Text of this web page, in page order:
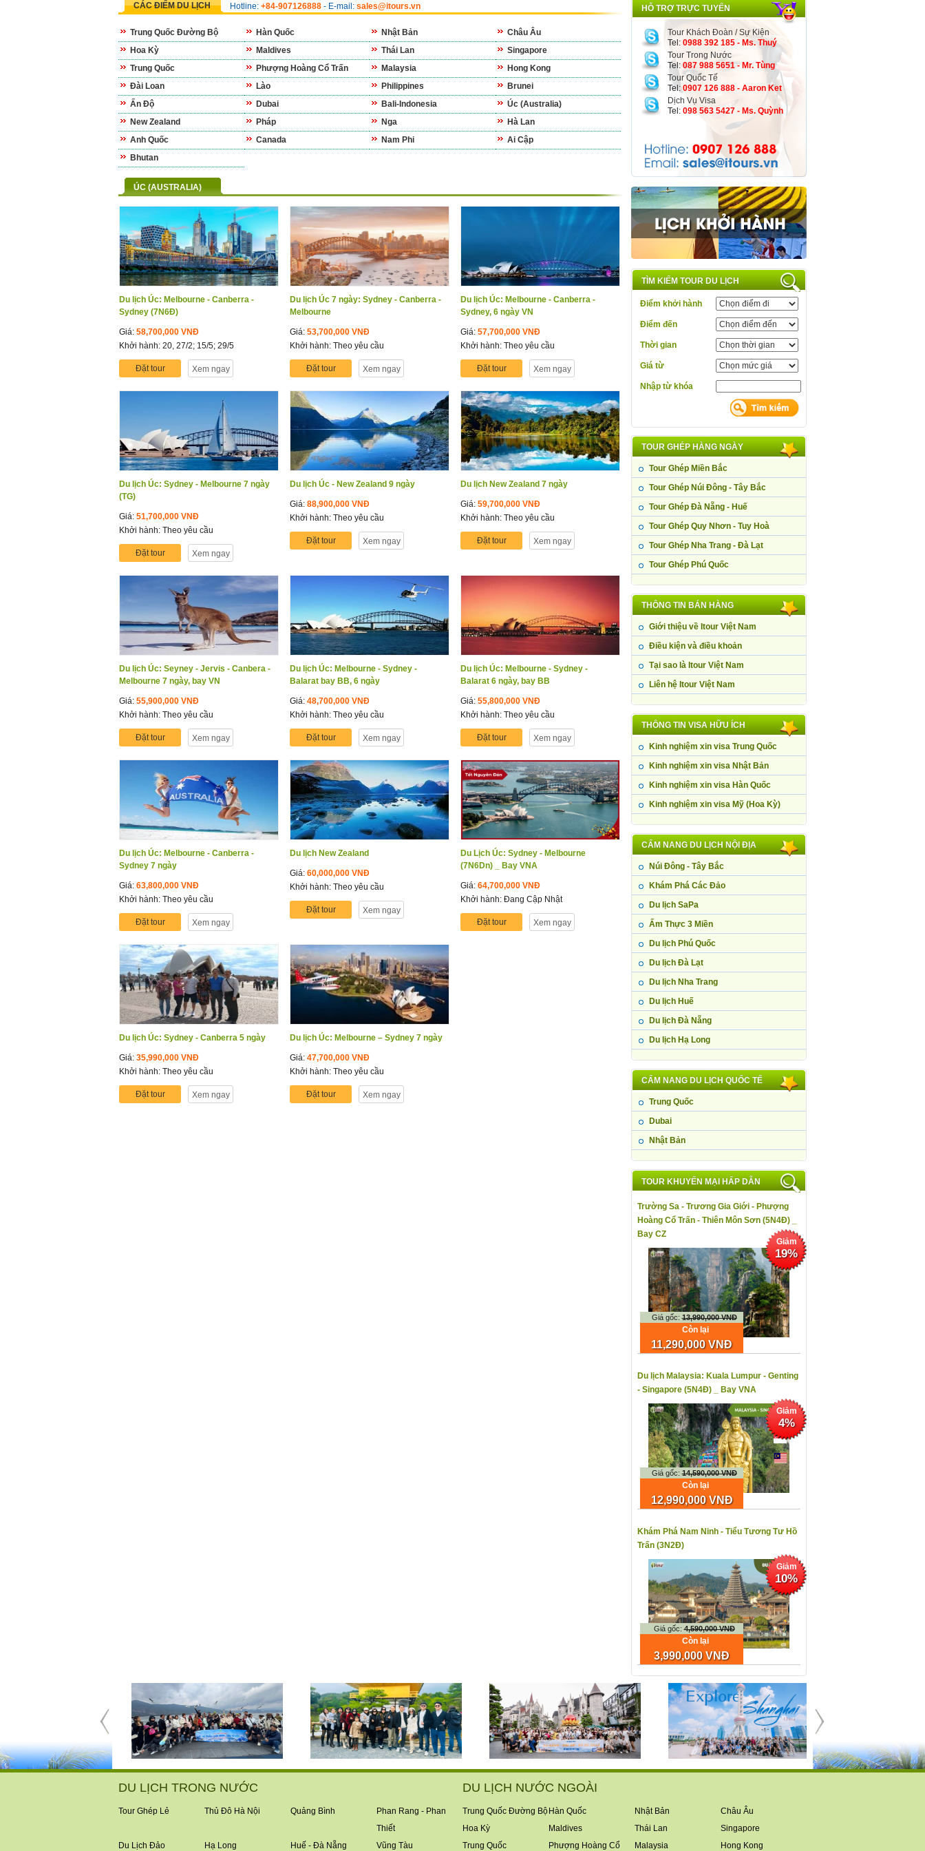
HỖ TRỢ TRỰC TUYẾN
Tour Khách Đoàn / Sự Kiện
Tel: 0988 392 185 - Ms. Thuý
Tour Trong Nước
Tel: 087 988 5651 - Mr. Tùng
Tour Quốc Tế
Tel:0907 126 888 - Aaron Ket
Dịch Vụ Visa
Tel: 098 563 5427 - Ms. Quỳnh
TÌM KIẾM TOUR DU LỊCH
Điểm khởi hành
Điểm đến
Thời gian
Giá từ
Nhập từ khóa
TOUR GHÉP HÀNG NGÀY
Tour Ghép Miền Bắc
Tour Ghép Núi Đông - Tây Bắc
Tour Ghép Đà Nẵng - Huế
Tour Ghép Quy Nhơn - Tuy Hoà
Tour Ghép Nha Trang - Đà Lạt
Tour Ghép Phú Quốc
THÔNG TIN BÁN HÀNG
Giới thiệu về Itour Việt Nam
Điều kiện và điều khoản
Tại sao là Itour Việt Nam
Liên hệ Itour Việt Nam
THÔNG TIN VISA HỮU ÍCH
Kinh nghiệm xin visa Trung Quốc
Kinh nghiệm xin visa Nhật Bản
Kinh nghiệm xin visa Hàn Quốc
Kinh nghiệm xin visa Mỹ (Hoa Kỳ)
CẨM NANG DU LỊCH NỘI ĐỊA
Núi Đông - Tây Bắc
Khám Phá Các Đảo
Du lịch SaPa
Ẩm Thực 3 Miền
Du lịch Phú Quốc
Du lịch Đà Lạt
Du lịch Nha Trang
Du lịch Huế
Du lịch Đà Nẵng
Du lịch Hạ Long
CẨM NANG DU LỊCH QUỐC TẾ
Trung Quốc
Dubai
Nhật Bản
TOUR KHUYẾN MẠI HẤP DẪN
Trường Sa - Trương Gia Giới - Phượng
Hoàng Cổ Trấn - Thiên Môn Sơn (5N4Đ) _
Bay CZ
Giá gốc:13,990,000 VNĐ
Còn lại
11,290,000 VNĐ
Giảm
19%
Du lịch Malaysia: Kuala Lumpur - Genting
- Singapore (5N4Đ) _ Bay VNA
Giá gốc:14,590,000 VNĐ
Còn lại
12,990,000 VNĐ
Giảm
4%
Khám Phá Nam Ninh - Tiểu Tương Tư Hồ
Trấn (3N2Đ)
Giá gốc:4,590,000 VNĐ
Còn lại
3,990,000 VNĐ
Giảm
10%
CÁC ĐIỂM DU LỊCH Hotline: +84-907126888 - E-mail: sales@itours.vn
Trung Quốc Đường Bộ Hàn Quốc Nhật Bản
Châu Âu
Hoa Kỳ
Maldives Thái Lan
Singapore
Trung Quốc
Phượng Hoàng Cổ Trấn Malaysia
Hong Kong
Đài Loan
Lào Philippines
Brunei
Ấn Độ
Dubai Bali-Indonesia
Úc (Australia)
New Zealand
Pháp Nga
Hà Lan
Anh Quốc
Canada Nam Phi
Ai Cập
Bhutan
ÚC (AUSTRALIA)
Du lịch Úc: Melbourne - Canberra -
Sydney (7N6Đ)
Giá: 58,700,000 VNĐ
Khởi hành: 20, 27/2; 15/5; 29/5
Đặt tour Xem ngay
Du lịch Úc 7 ngày: Sydney - Canberra -
Melbourne
Giá: 53,700,000 VNĐ
Khởi hành: Theo yêu cầu
Đặt tour Xem ngay
Du lịch Úc: Melbourne - Canberra -
Sydney, 6 ngày VN
Giá: 57,700,000 VNĐ
Khởi hành: Theo yêu cầu
Đặt tour Xem ngay
Du lịch Úc: Sydney - Melbourne 7 ngày
(TG)
Giá: 51,700,000 VNĐ
Khởi hành: Theo yêu cầu
Đặt tour Xem ngay
Du lịch Úc - New Zealand 9 ngày
Giá: 88,900,000 VNĐ
Khởi hành: Theo yêu cầu
Đặt tour Xem ngay
Du lịch New Zealand 7 ngày
Giá: 59,700,000 VNĐ
Khởi hành: Theo yêu cầu
Đặt tour Xem ngay
Du lịch Úc: Seyney - Jervis - Canbera -
Melbourne 7 ngày, bay VN
Giá: 55,900,000 VNĐ
Khởi hành: Theo yêu cầu
Đặt tour Xem ngay
Du lịch Úc: Melbourne - Sydney -
Balarat bay BB, 6 ngày
Giá: 48,700,000 VNĐ
Khởi hành: Theo yêu cầu
Đặt tour Xem ngay
Du lịch Úc: Melbourne - Sydney -
Balarat 6 ngày, bay BB
Giá: 55,800,000 VNĐ
Khởi hành: Theo yêu cầu
Đặt tour Xem ngay
Du lịch Úc: Melbourne - Canberra -
Sydney 7 ngày
Giá: 63,800,000 VNĐ
Khởi hành: Theo yêu cầu
Đặt tour Xem ngay
Du lịch New Zealand
Giá: 60,000,000 VNĐ
Khởi hành: Theo yêu cầu
Đặt tour Xem ngay
Du Lịch Úc: Sydney - Melbourne
(7N6Dn) _ Bay VNA
Giá: 64,700,000 VNĐ
Khởi hành: Đang Cập Nhật
Đặt tour Xem ngay
Du lịch Úc: Sydney - Canberra 5 ngày
Giá: 35,990,000 VNĐ
Khởi hành: Theo yêu cầu
Đặt tour Xem ngay
Du lịch Úc: Melbourne – Sydney 7 ngày
Giá: 47,700,000 VNĐ
Khởi hành: Theo yêu cầu
Đặt tour Xem ngay
DU LỊCH TRONG NƯỚC
Tour Ghép Lẻ Thủ Đô Hà Nội Quảng Bình
Phan Rang - Phan
Thiết
Du Lịch Đảo
Hạ Long Huế - Đà Nẵng Vũng Tàu
DU LỊCH NƯỚC NGOÀI
Trung Quốc Đường Bộ Hàn Quốc Nhật Bản
Châu Âu
Hoa Kỳ
Maldives Thái Lan
Singapore
Trung Quốc
Phượng Hoàng Cổ Malaysia Hong Kong